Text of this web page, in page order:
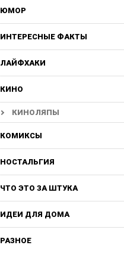
ЮМОР
ИНТЕРЕСНЫЕ ФАКТЫ
ЛАЙФХАКИ
КИНО
КИНОЛЯПЫ
КОМИКСЫ
НОСТАЛЬГИЯ
ЧТО ЭТО ЗА ШТУКА
ИДЕИ ДЛЯ ДОМА
РАЗНОЕ